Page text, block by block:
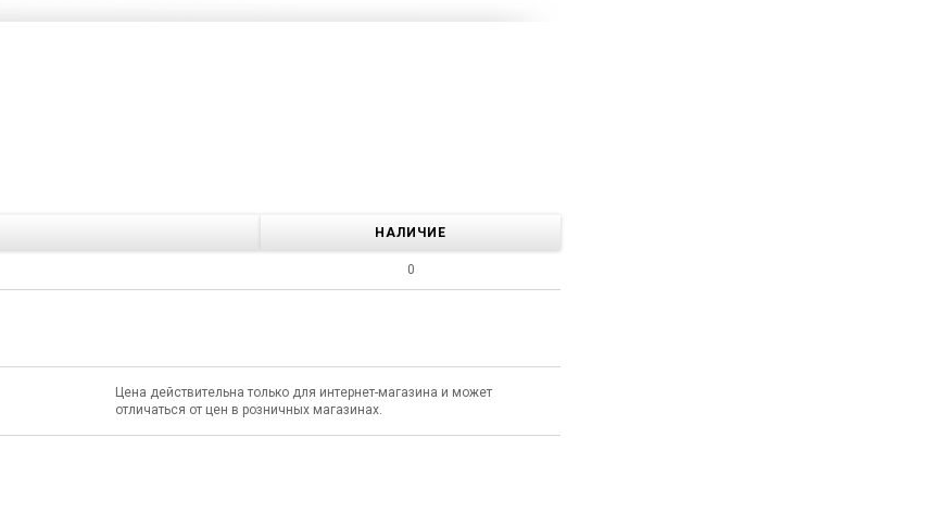
НАЛИЧИЕ
0
Цена действительна только для интернет-магазина и может
отличаться от цен в розничных магазинах.